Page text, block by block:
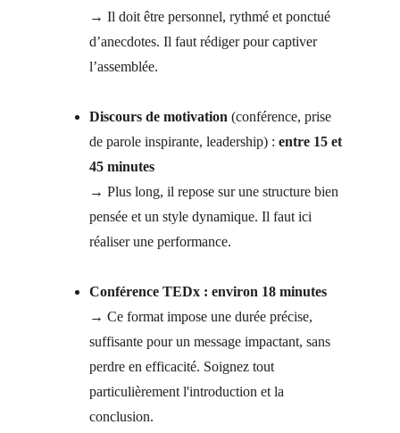
→ Il doit être personnel, rythmé et ponctué
d’anecdotes. Il faut rédiger pour captiver
l’assemblée.
Discours de motivation (conférence, prise
de parole inspirante, leadership) : entre 15 et
45 minutes
→ Plus long, il repose sur une structure bien
pensée et un style dynamique. Il faut ici
réaliser une performance.
Conférence TEDx : environ 18 minutes
→ Ce format impose une durée précise,
suffisante pour un message impactant, sans
perdre en efficacité. Soignez tout
particulièrement l'introduction et la
conclusion.